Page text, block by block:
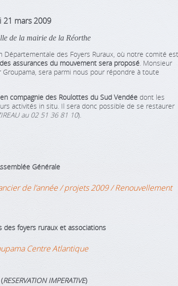
21 mars 2009
de la mairie de la Réorthe
Départementale des Foyers Ruraux, où notre comité est
assurances du mouvement sera proposé. Monsieur
sera parmi nous pour répondre à toute
en compagnie des Roulottes du Sud Vendée dont les
activités in situ. Il sera donc possible de se restaurer
au 02 51 36 81 10).
Générale
de l’année / projets 2009 / Renouvellement
des foyers ruraux et associations
Centre Atlantique
(RESERVATION IMPERATIVE)